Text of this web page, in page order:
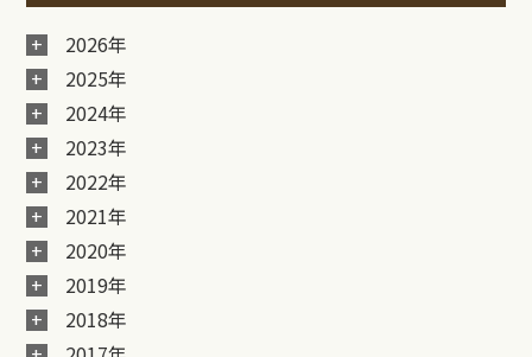
2026年
2025年
2024年
2023年
2022年
2021年
2020年
2019年
2018年